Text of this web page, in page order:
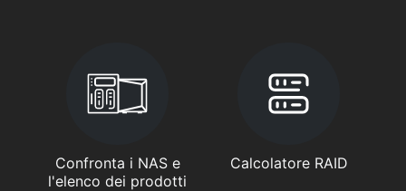
Confronta i NAS e
l'elenco dei prodotti
Calcolatore RAID